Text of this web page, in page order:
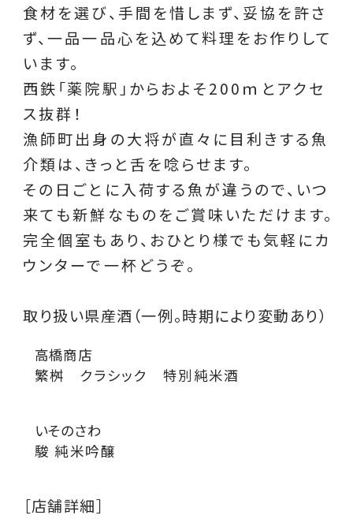
食材を選び、手間を惜しまず、妥協を許さ
ず、一品一品心を込めて料理をお作りして
います。
西鉄「薬院駅」からおよそ200ｍとアクセ
ス抜群！
漁師町出身の大将が直々に目利きする魚
介類は、きっと舌を唸らせます。
その日ごとに入荷する魚が違うので、いつ
来ても新鮮なものをご賞味いただけます。
完全個室もあり、おひとり様でも気軽にカ
ウンターで一杯どうぞ。
取り扱い県産酒（一例。時期により変動あり）
高橋商店
繁桝 クラシック 特別純米酒
いそのさわ
駿 純米吟醸
［店舗詳細］